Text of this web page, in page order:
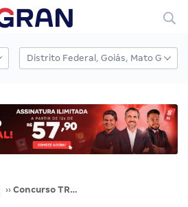
›› Concurso TRE PR: confira as dicas de Informática!